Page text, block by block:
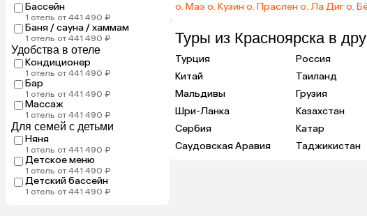
Бассейн
1 отель от 441 490 ₽
Баня / сауна / хаммам
1 отель от 441 490 ₽
Удобства в отеле
Кондиционер
1 отель от 441 490 ₽
Бар
1 отель от 441 490 ₽
Массаж
1 отель от 441 490 ₽
Для семей с детьми
Няня
1 отель от 441 490 ₽
Детское меню
1 отель от 441 490 ₽
Детский бассейн
1 отель от 441 490 ₽
о. Маэ·о. Кузин·о. Праслен·о. Ла Диг·о.
Туры из Красноярска в
Турция Россия
Китай
Таиланд
Мальдивы
Грузия
Шри-Ланка
Казахстан
Сербия
Катар
Саудовская Аравия
Таджикистан